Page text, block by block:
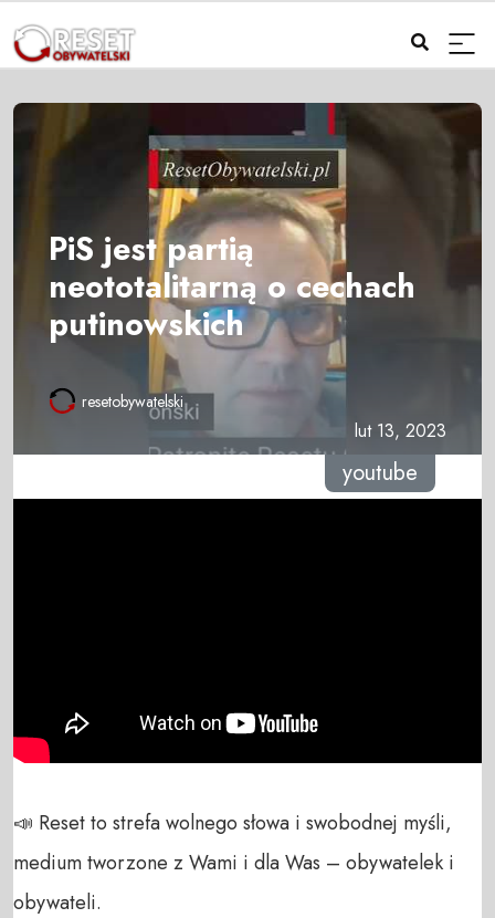
PiS jest partią
neototalitarną o cechach
putinowskich
resetobywatelski
lut 13, 2023
youtube
📣 Reset to strefa wolnego słowa i swobodnej myśli,
medium tworzone z Wami i dla Was – obywatelek i
obywateli.